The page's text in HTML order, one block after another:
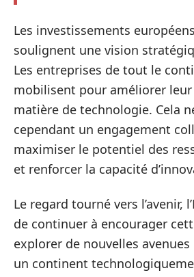
Les investissements
soulignent une vision
Les entreprises de tout le
mobilisent pour améliorer
matière de technologie. Cela
cependant un engagement
maximiser le potentiel des
et renforcer la capacité
Le regard tourné vers l’avenir,
de continuer à encourager
explorer de nouvelles
un continent